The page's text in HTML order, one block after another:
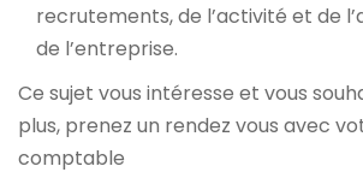
recrutements, de l’activité et de
de l’entreprise.
Ce sujet vous intéresse et vous
plus, prenez un rendez vous avec
comptable